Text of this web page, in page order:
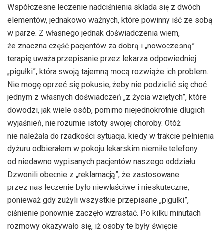
Współczesne leczenie nadciśnienia składa się z dwóch
elementów, jednakowo ważnych, które powinny iść ze sobą
w parze. Z własnego jednak doświadczenia wiem,
że znaczna część pacjentów za dobrą i „nowoczesną”
terapię uważa przepisanie przez lekarza odpowiedniej
„pigułki”, która swoją tajemną mocą rozwiąże ich problem.
Nie mogę oprzeć się pokusie, żeby nie podzielić się choć
jednym z własnych doświadczeń „z życia wziętych”, które
dowodzi, jak wiele osób, pomimo niejednokrotnie długich
wyjaśnień, nie rozumie istoty swojej choroby. Otóż
nie należała do rzadkości sytuacja, kiedy w trakcie pełnienia
dyżuru odbierałem w pokoju lekarskim niemiłe telefony
od niedawno wypisanych pacjentów naszego oddziału.
Dzwonili obecnie z „reklamacją”, że zastosowane
przez nas leczenie było niewłaściwe i nieskuteczne,
ponieważ gdy zużyli wszystkie przepisane „pigułki”,
ciśnienie ponownie zaczęło wzrastać. Po kilku minutach
rozmowy okazywało się, iż osoby te były święcie